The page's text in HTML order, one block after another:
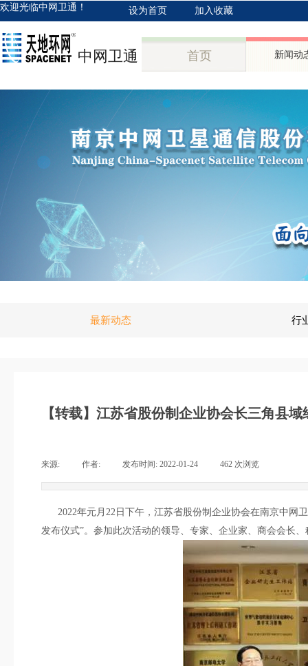
设为首页 加入收藏
欢迎光临中网卫通！
首页 新闻动
中网卫通
最新动态 行
【转载】江苏省股份制企业协会长三角县
来源: 作者: 发布时间: 2022-01-24 462 次浏览
2022年元月22日下午，江苏省股份制企业协会在南京中网
发布仪式”。参加此次活动的领导、专家、企业家、商会会长